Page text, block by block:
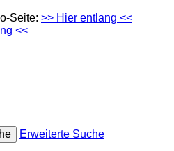
Seite: >> Hier entlang <<
<<
Erweiterte Suche